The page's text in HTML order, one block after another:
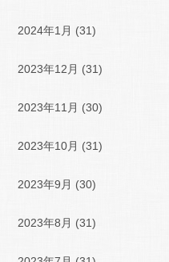
2024年1月 (31)
2023年12月 (31)
2023年11月 (30)
2023年10月 (31)
2023年9月 (30)
2023年8月 (31)